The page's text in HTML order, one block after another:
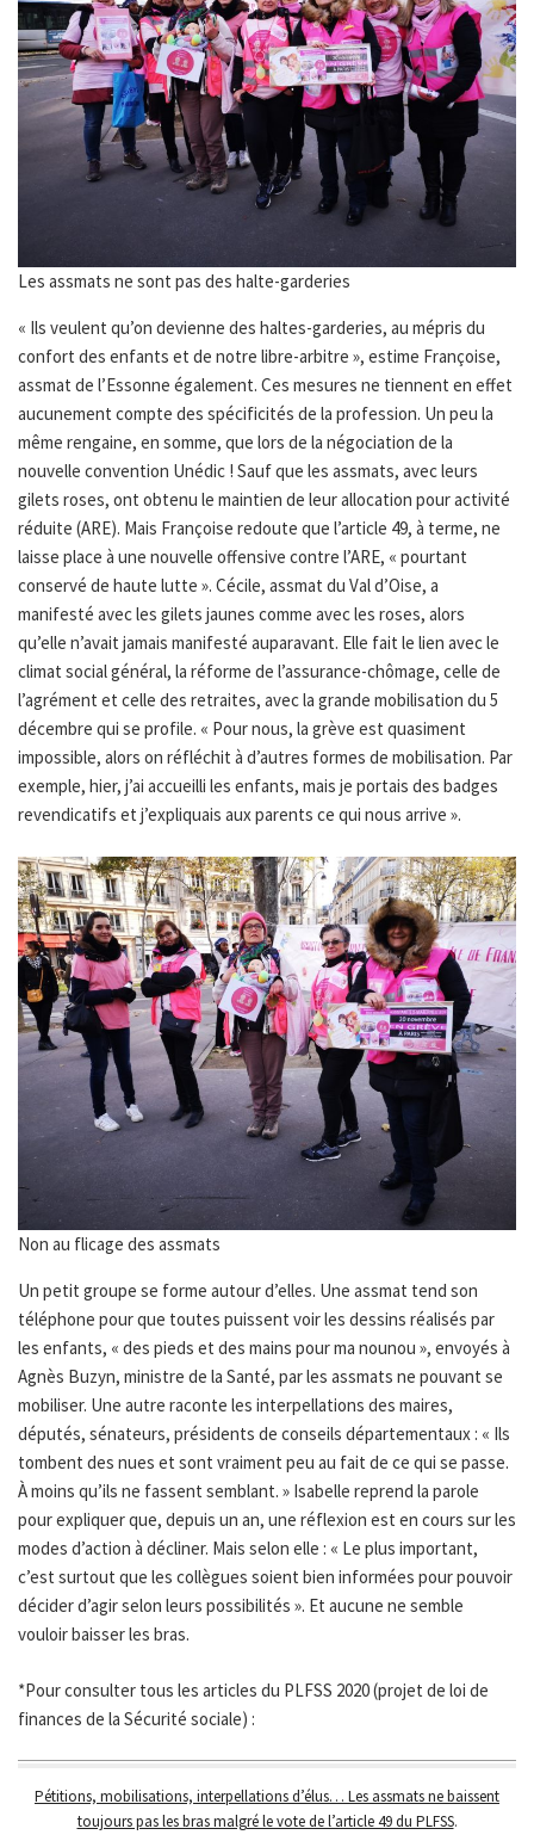
Les assmats ne sont pas des halte-garderies
« Ils veulent qu’on devienne des haltes-garderies, au mépris du
confort des enfants et de notre libre-arbitre », estime Françoise,
assmat de l’Essonne également. Ces mesures ne tiennent en effet
aucunement compte des spécificités de la profession. Un peu la
même rengaine, en somme, que lors de la négociation de la
nouvelle convention Unédic ! Sauf que les assmats, avec leurs
gilets roses, ont obtenu le maintien de leur allocation pour activité
réduite (ARE). Mais Françoise redoute que l’article 49, à terme, ne
laisse place à une nouvelle offensive contre l’ARE, « pourtant
conservé de haute lutte ». Cécile, assmat du Val d’Oise, a
manifesté avec les gilets jaunes comme avec les roses, alors
qu’elle n’avait jamais manifesté auparavant. Elle fait le lien avec le
climat social général, la réforme de l’assurance-chômage, celle de
l’agrément et celle des retraites, avec la grande mobilisation du 5
décembre qui se profile. « Pour nous, la grève est quasiment
impossible, alors on réfléchit à d’autres formes de mobilisation. Par
exemple, hier, j’ai accueilli les enfants, mais je portais des badges
revendicatifs et j’expliquais aux parents ce qui nous arrive ».
Non au flicage des assmats
Un petit groupe se forme autour d’elles. Une assmat tend son
téléphone pour que toutes puissent voir les dessins réalisés par
les enfants, « des pieds et des mains pour ma nounou », envoyés à
Agnès Buzyn, ministre de la Santé, par les assmats ne pouvant se
mobiliser. Une autre raconte les interpellations des maires,
députés, sénateurs, présidents de conseils départementaux : « Ils
tombent des nues et sont vraiment peu au fait de ce qui se passe.
À moins qu’ils ne fassent semblant. » Isabelle reprend la parole
pour expliquer que, depuis un an, une réflexion est en cours sur les
modes d’action à décliner. Mais selon elle : « Le plus important,
c’est surtout que les collègues soient bien informées pour pouvoir
décider d’agir selon leurs possibilités ». Et aucune ne semble
vouloir baisser les bras.
*Pour consulter tous les articles du PLFSS 2020 (projet de loi de
finances de la Sécurité sociale) :
Pétitions, mobilisations, interpellations d’élus… Les assmats ne baissent
toujours pas les bras malgré le vote de l’article 49 du PLFSS.